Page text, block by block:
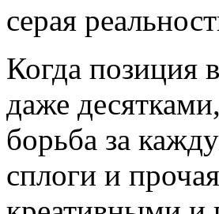
серая
Когда позиция
даже
борьба за
сплоги и